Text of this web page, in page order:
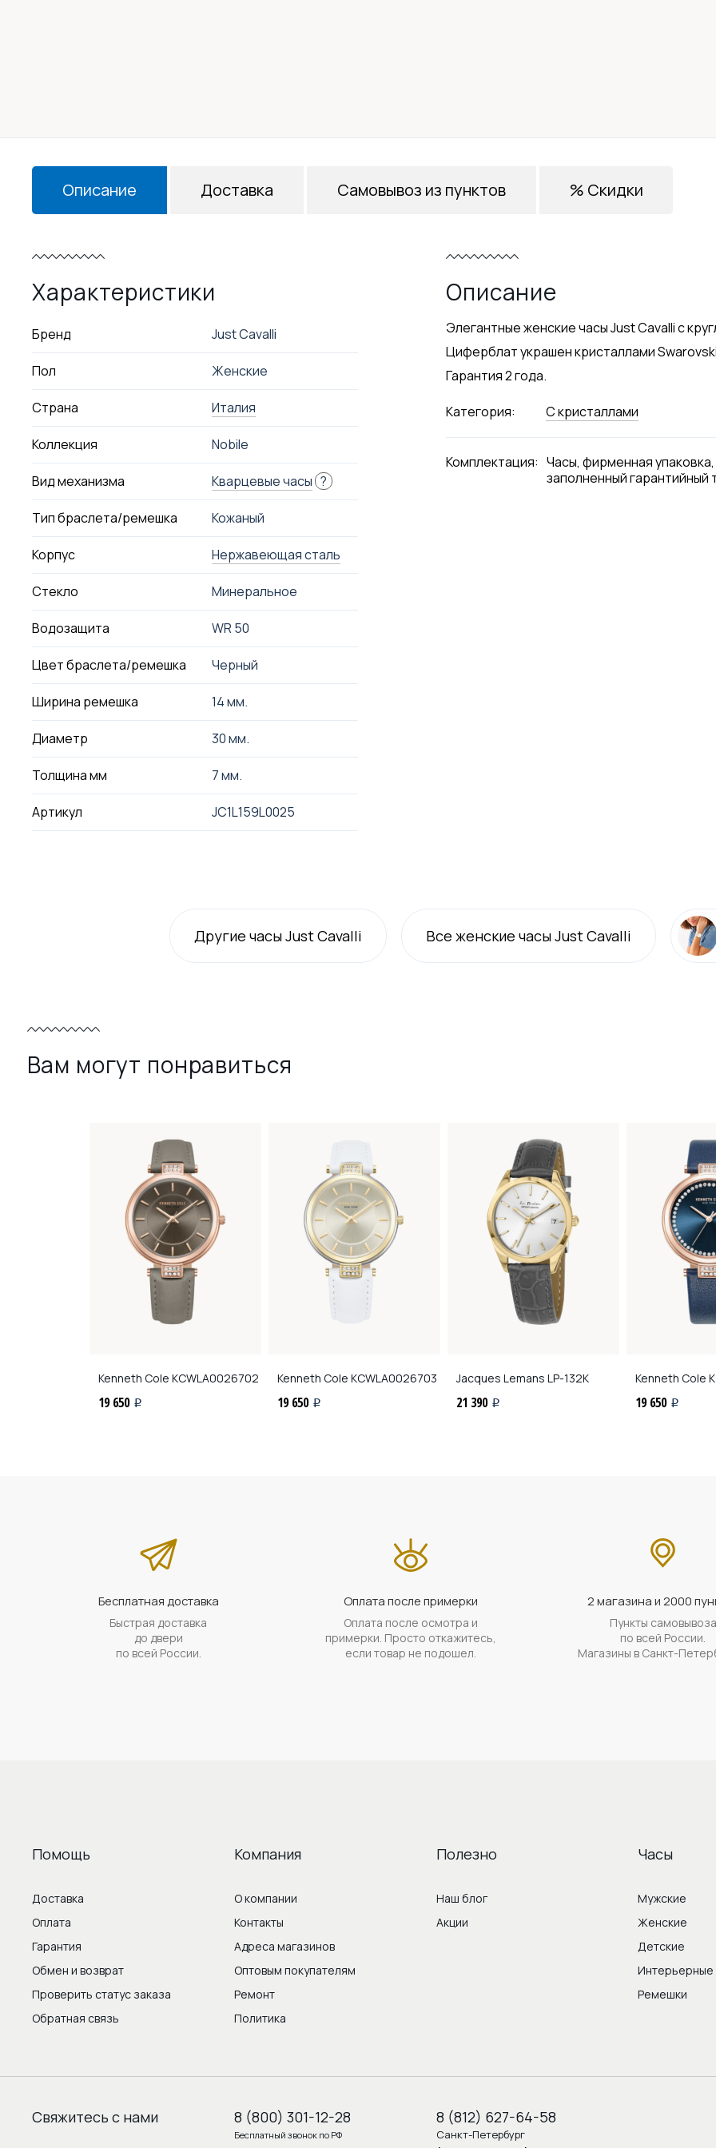
Описание
Характеристики
Бренд Just Cavalli
Пол Женские
Страна Италия
Коллекция Nobile
Вид механизма Кварцевые часы ?
Тип браслета/ремешка Кожаный
Корпус Нержавеющая сталь
Стекло Минеральное
Водозащита WR 50
Цвет браслета/ремешка Черный
Ширина ремешка 14 мм.
Диаметр 30 мм.
Толщина мм 7 мм.
Артикул JC1L159L0025
Описание
Элегантные женские часы Just Cavalli с
Циферблат украшен кристаллами
Гарантия 2 года.
Категория: С кристаллами
Комплектация: Часы, фирменная
заполненный гарантийный
Доставка Самовывоз из пунктов % Скидки
Другие часы Just Cavalli Всеженские часы Just Cavalli
Вам могут понравиться
Kenneth Cole KCWLA0026702
19 650 i
Kenneth Cole KCWLA0026703
19 650 i
Jacques Lemans LP-132K
21 390 i
Kenneth Cole
19 650 i
Бесплатная доставка
Быстрая доставка
до двери
по всей России.
Оплата после примерки
Оплата после осмотра и
примерки. Просто откажитесь,
если товар не подошел.
2 магазина и 2000
Пункты самовывоза
по всей России.
Магазины в Санкт-
Помощь
Доставка
Оплата
Гарантия
Обмен и возврат
Проверить статус заказа
Обратная связь
Компания
О компании
Контакты
Адреса магазинов
Оптовым покупателям
Ремонт
Политика
Полезно
Наш блог
Акции
Часы
Мужские
Женские
Детские
Интерьерные
Ремешки
Свяжитесь с нами 8 (800) 301-12-28
Бесплатный звонок по РФ
8 (812) 627-64-58
Санкт-Петербург